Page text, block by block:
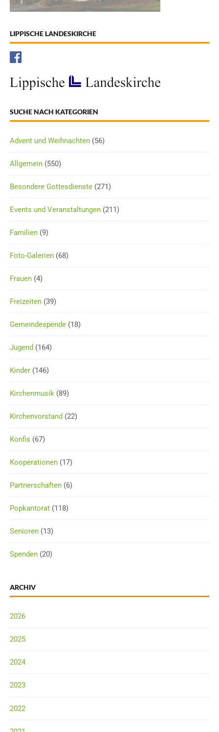
LIPPISCHE LANDESKIRCHE
SUCHE NACH KATEGORIEN
Advent und Weihnachten (56)
Allgemein (550)
Besondere Gottesdienste (271)
Events und Veranstaltungen (211)
Familien (9)
Foto-Galerien (68)
Frauen (4)
Freizeiten (39)
Gemeindespende (18)
Jugend (164)
Kinder (146)
Kirchenmusik (89)
Kirchenvorstand (22)
Konfis (67)
Kooperationen (17)
Partnerschaften (6)
Popkantorat (118)
Senioren (13)
Spenden (20)
ARCHIV
2026
2025
2024
2023
2022